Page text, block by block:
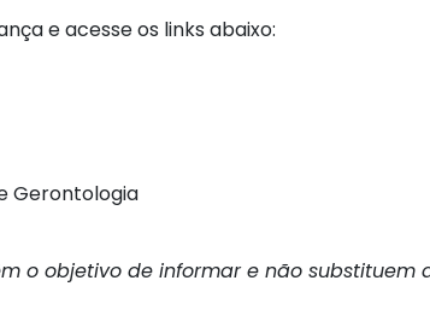
e acesse os links abaixo:
Gerontologia
o objetivo de informar e não substituem